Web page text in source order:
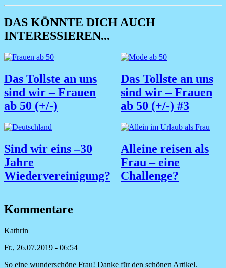
DAS KÖNNTE DICH AUCH
INTERESSIEREN...
Das Tollste an uns
sind wir – Frauen
ab 50 (+/-)
Das Tollste an uns
sind wir – Frauen
ab 50 (+/-) #3
Sind wir eins –30
Jahre
Wiedervereinigung?
Alleine reisen als
Frau – eine
Challenge?
Kommentare
Kathrin
Fr., 26.07.2019 - 06:54
So eine wunderschöne Frau! Danke für den schönen Artikel.